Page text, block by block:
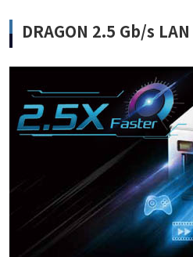
DRAGON 2.5 Gb/s LAN